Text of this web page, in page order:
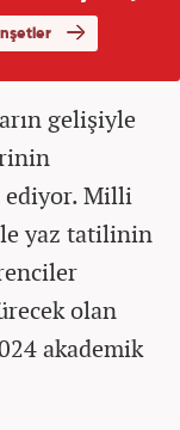
gelişiyle
ediyor. Milli
yaz tatilinin
olan
akademik